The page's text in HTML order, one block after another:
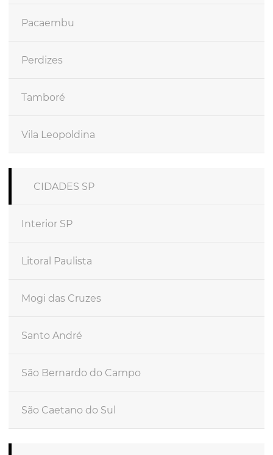
Pacaembu
Perdizes
Tamboré
Vila Leopoldina
CIDADES SP
Interior SP
Litoral Paulista
Mogi das Cruzes
Santo André
São Bernardo do Campo
São Caetano do Sul